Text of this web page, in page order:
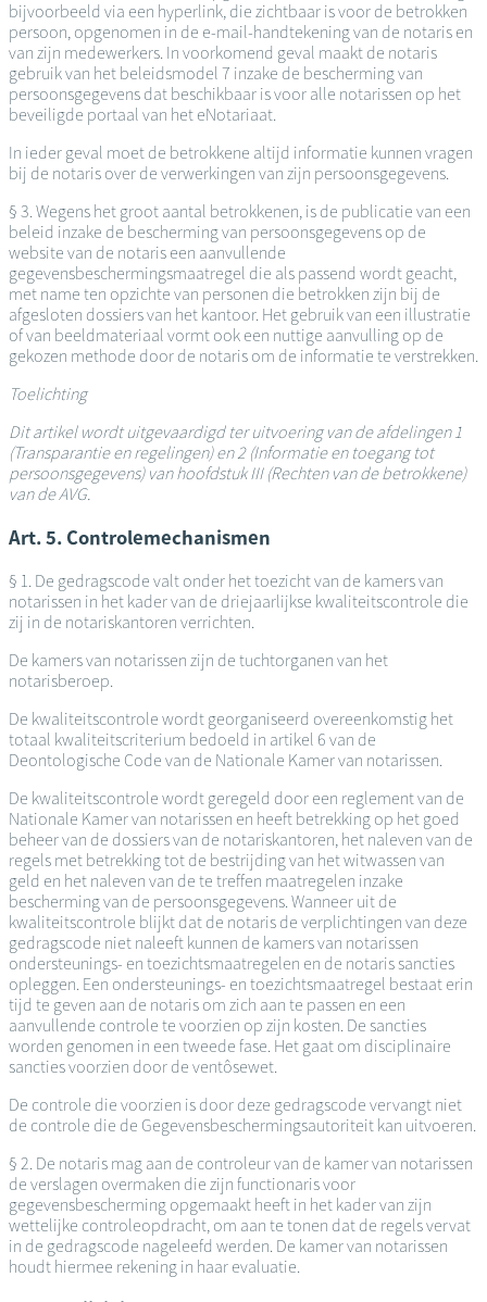
bijvoorbeeld via een hyperlink, die zichtbaar is voor de betrokken
persoon, opgenomen in de e-mail-handtekening van de notaris en
van zijn medewerkers. In voorkomend geval maakt de notaris
gebruik van het beleidsmodel 7 inzake de bescherming van
persoonsgegevens dat beschikbaar is voor alle notarissen op het
beveiligde portaal van het eNotariaat.
In ieder geval moet de betrokkene altijd informatie kunnen vragen
bij de notaris over de verwerkingen van zijn persoonsgegevens.
§ 3. Wegens het groot aantal betrokkenen, is de publicatie van een
beleid inzake de bescherming van persoonsgegevens op de
website van de notaris een aanvullende
gegevensbeschermingsmaatregel die als passend wordt geacht,
met name ten opzichte van personen die betrokken zijn bij de
afgesloten dossiers van het kantoor. Het gebruik van een illustratie
of van beeldmateriaal vormt ook een nuttige aanvulling op de
gekozen methode door de notaris om de informatie te verstrekken.
Toelichting
Dit artikel wordt uitgevaardigd ter uitvoering van de afdelingen 1
(Transparantie en regelingen) en 2 (Informatie en toegang tot
persoonsgegevens) van hoofdstuk III (Rechten van de betrokkene)
van de AVG.
Art. 5. Controlemechanismen
§ 1. De gedragscode valt onder het toezicht van de kamers van
notarissen in het kader van de driejaarlijkse kwaliteitscontrole die
zij in de notariskantoren verrichten.
De kamers van notarissen zijn de tuchtorganen van het
notarisberoep.
De kwaliteitscontrole wordt georganiseerd overeenkomstig het
totaal kwaliteitscriterium bedoeld in artikel 6 van de
Deontologische Code van de Nationale Kamer van notarissen.
De kwaliteitscontrole wordt geregeld door een reglement van de
Nationale Kamer van notarissen en heeft betrekking op het goed
beheer van de dossiers van de notariskantoren, het naleven van de
regels met betrekking tot de bestrijding van het witwassen van
geld en het naleven van de te treffen maatregelen inzake
bescherming van de persoonsgegevens. Wanneer uit de
kwaliteitscontrole blijkt dat de notaris de verplichtingen van deze
gedragscode niet naleeft kunnen de kamers van notarissen
ondersteunings- en toezichtsmaatregelen en de notaris sancties
opleggen. Een ondersteunings- en toezichtsmaatregel bestaat erin
tijd te geven aan de notaris om zich aan te passen en een
aanvullende controle te voorzien op zijn kosten. De sancties
worden genomen in een tweede fase. Het gaat om disciplinaire
sancties voorzien door de ventôsewet.
De controle die voorzien is door deze gedragscode vervangt niet
de controle die de Gegevensbeschermingsautoriteit kan uitvoeren.
§ 2. De notaris mag aan de controleur van de kamer van notarissen
de verslagen overmaken die zijn functionaris voor
gegevensbescherming opgemaakt heeft in het kader van zijn
wettelijke controleopdracht, om aan te tonen dat de regels vervat
in de gedragscode nageleefd werden. De kamer van notarissen
houdt hiermee rekening in haar evaluatie.